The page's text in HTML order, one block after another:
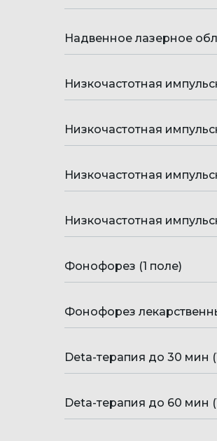
Надвенное лазерное
Низкочастотная
Низкочастотная
Низкочастотная
Низкочастотная
Фонофорез (1 поле)
Фонофорез
Deta-терапия до 30 мин
Deta-терапия до 60 мин